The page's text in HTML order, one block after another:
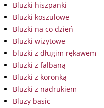
Bluzki hiszpanki
Bluzki koszulowe
Bluzki na co dzień
Bluzki wizytowe
bluzki z długim rękawem
Bluzki z falbaną
Bluzki z koronką
Bluzki z nadrukiem
Bluzy basic